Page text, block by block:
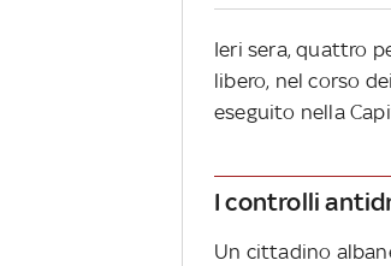
Ieri sera, quattro
libero, nel corso
eseguito nella
I controlli
Un cittadino